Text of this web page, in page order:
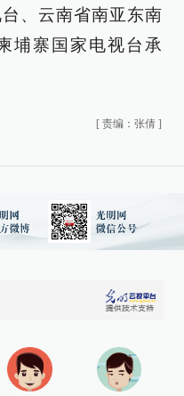
、云南省南亚东南
埔寨国家电视台承
[ 责编：张倩 ]